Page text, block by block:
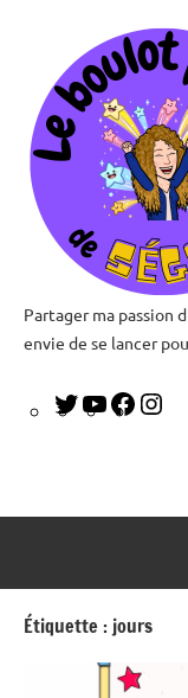
Le
boulot
Partager ma passion
envie de se lancer
Étiquette : jours